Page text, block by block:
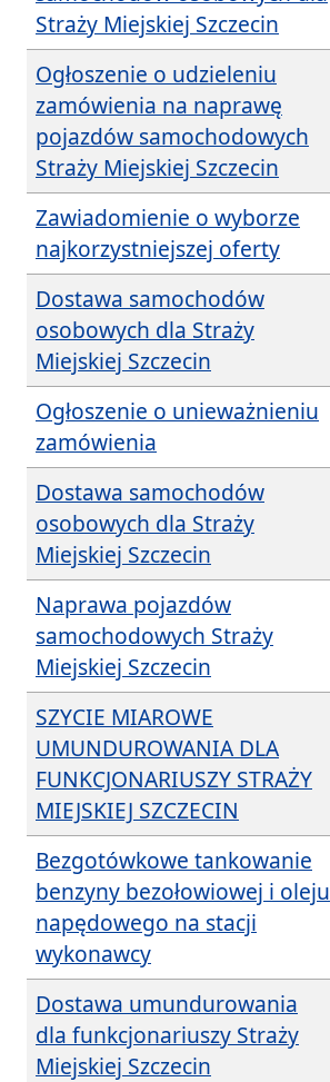
Straży Miejskiej Szczecin
Ogłoszenie o udzieleniu
zamówienia na naprawę
pojazdów samochodowych
Straży Miejskiej Szczecin
Zawiadomienie o wyborze
najkorzystniejszej oferty
Dostawa samochodów
osobowych dla Straży
Miejskiej Szczecin
Ogłoszenie o unieważnieniu
zamówienia
Dostawa samochodów
osobowych dla Straży
Miejskiej Szczecin
Naprawa pojazdów
samochodowych Straży
Miejskiej Szczecin
SZYCIE MIAROWE
UMUNDUROWANIA DLA
FUNKCJONARIUSZY STRAŻY
MIEJSKIEJ SZCZECIN
Bezgotówkowe tankowanie
benzyny bezołowiowej i oleju
napędowego na stacji
wykonawcy
Dostawa umundurowania
dla funkcjonariuszy Straży
Miejskiej Szczecin